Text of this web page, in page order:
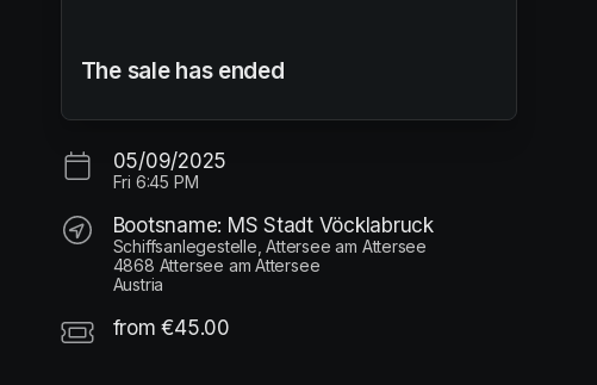
The sale has ended
05/09/2025
Fri 6:45 PM
Bootsname: MS Stadt Vöcklabruck
Schiffsanlegestelle, Attersee am Attersee
4868 Attersee am Attersee
Austria
from €45.00